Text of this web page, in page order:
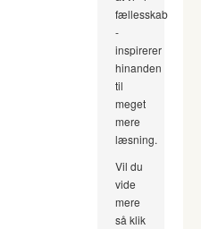
fællesskab
-
inspirerer
hinanden
til
meget
mere
læsning.
Vil du
vide
mere
så klik